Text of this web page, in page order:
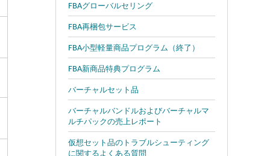
FBAグローバルセリング
FBA再梱包サービス
FBA小型軽量商品プログラム（終了）
FBA新商品特典プログラム
バーチャルセット品
バーチャルバンドルおよびバーチャルマ
ルチパックの売上レポート
仮想セット品のトラブルシューティング
に関するよくある質問